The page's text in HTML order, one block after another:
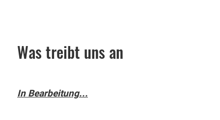
Was treibt uns an
In Bearbeitung...